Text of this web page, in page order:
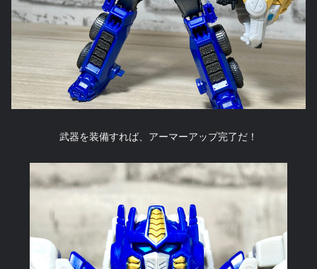
武器を装備すれば、アーマーアップ完了だ！